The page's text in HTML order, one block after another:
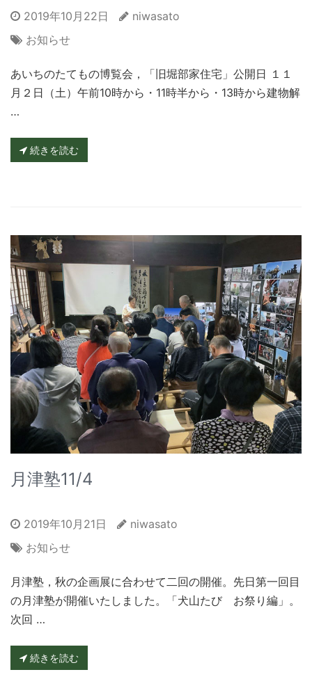
2019年10月22日
niwasato
お知らせ
あいちのたてもの博覧会，「旧堀部家住宅」公開日 １１
月２日（土）午前10時から・11時半から・13時から建物解
…
続きを読む
月津塾11/4
2019年10月21日
niwasato
お知らせ
月津塾，秋の企画展に合わせて二回の開催。先日第一回目
の月津塾が開催いたしました。「犬山たび お祭り編」。
次回 …
続きを読む